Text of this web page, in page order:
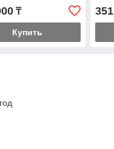
DGB-250
₸
Купить